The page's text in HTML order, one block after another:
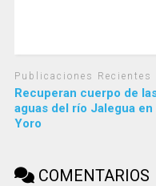
Publicaciones Recientes
Recuperan cuerpo de
aguas del río Jalegua en
Yoro
COMENTARIOS